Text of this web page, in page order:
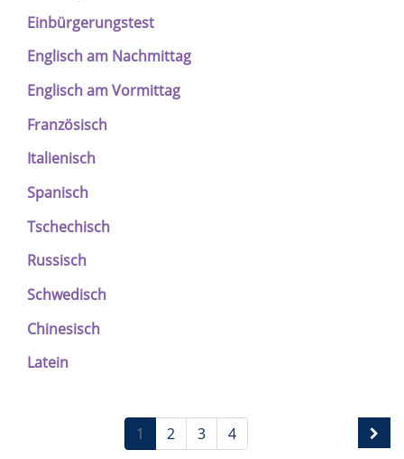
Einbürgerungstest
Englisch am Nachmittag
Englisch am Vormittag
Französisch
Italienisch
Spanisch
Tschechisch
Russisch
Schwedisch
Chinesisch
Latein
1 2 3 4